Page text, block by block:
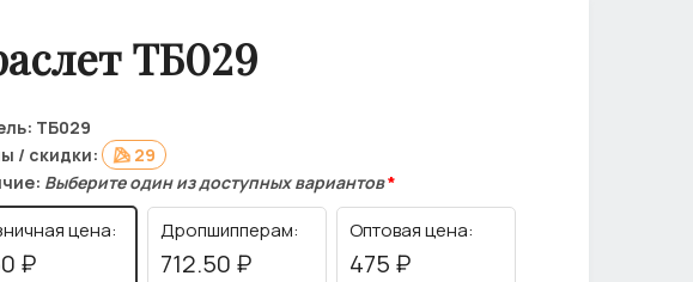
ТБ029
ТБ029
/ скидки:
29
Выберите один из доступных вариантов*
цена:
₽
Дропшипперам:
712.50 ₽
Оптовая цена:
475 ₽